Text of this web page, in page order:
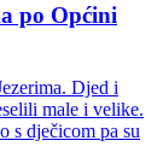
po Općini
Djed i
male i velike.
s dječicom pa su